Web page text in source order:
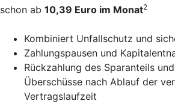
schon ab 10,39 Euro im Monat2
Kombiniert Unfallschutz und
Zahlungspausen und
Rückzahlung des Sparanteils
Überschüsse nach Ablauf der
Vertragslaufzeit